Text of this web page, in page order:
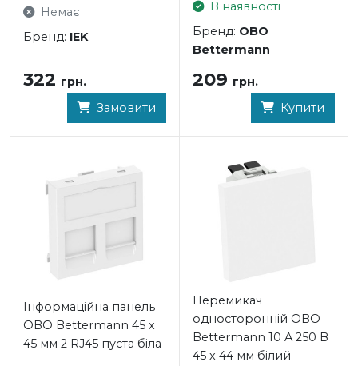
Немає
Бренд: IEK
322 грн.
Замовити
В наявності
Бренд: OBO
Bettermann
209 грн.
Купити
Інформаційна панель
OBO Bettermann 45 х
45 мм 2 RJ45 пуста біла
Перемикач
односторонній OBO
Bettermann 10 A 250 В
45 x 44 мм білий